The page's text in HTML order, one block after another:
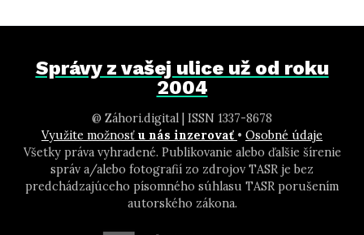
Správy z vašej ulice už od roku
2004
@ Záhori.digital | ISSN 1337-8678
Využite možnosť u nás inzerovať • Osobné údaje
Všetky práva vyhradené. Publikovanie alebo ďalšie šírenie
správ a/alebo fotografií zo zdrojov TASR je bez
predchádzajúceho písomného súhlasu TASR porušením
autorského zákona.